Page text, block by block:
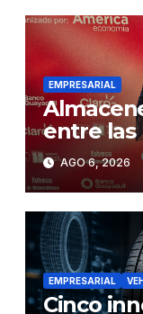
EMPRESARIAL
entre las
AGO 6, 2026
EMPRESARIAL
Cinco